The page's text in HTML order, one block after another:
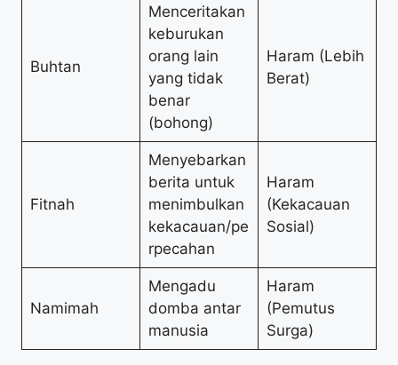
Buhtan
Menceritakan
keburukan
orang lain
yang tidak
benar
(bohong)
Haram (Lebih
Berat)
Fitnah
Menyebarkan
berita untuk
menimbulkan
kekacauan/pe
rpecahan
Haram
(Kekacauan
Sosial)
Namimah
Mengadu
domba antar
manusia
Haram
(Pemutus
Surga)